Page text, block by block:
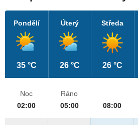
Pondělí
35 °C
Úterý
26 °C
Středa
26 °C
Noc
02:00
Ráno
05:00
08:00